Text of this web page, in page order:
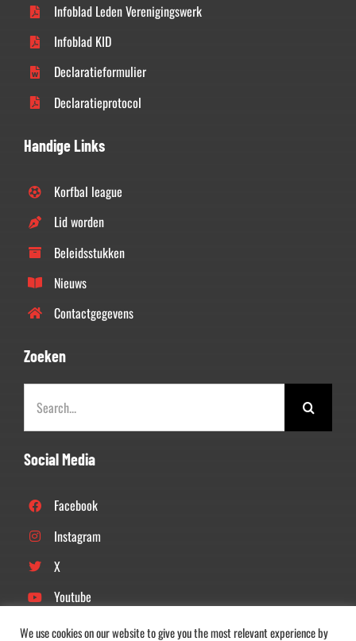
Infoblad Leden Verenigingswerk
Infoblad KID
Declaratieformulier
Declaratieprotocol
Handige Links
Korfbal league
Lid worden
Beleidsstukken
Nieuws
Contactgegevens
Zoeken
naar:
Social Media
Facebook
Instagram
X
Youtube
Linkedin
We use cookies on our website to give you the most relevant experience by